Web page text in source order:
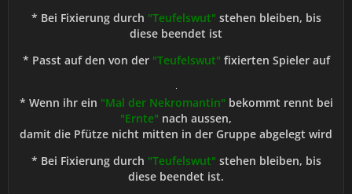
* Bei Fixierung durch "Teufelswut" stehen bleiben, bis
diese beendet ist
* Passt auf den von der "Teufelswut" fixierten Spieler auf
* Wenn ihr ein "Mal der Nekromantin" bekommt rennt bei
"Ernte" nach aussen,
damit die Pfütze nicht mitten in der Gruppe abgelegt wird
* Bei Fixierung durch "Teufelswut" stehen bleiben, bis
diese beendet ist.